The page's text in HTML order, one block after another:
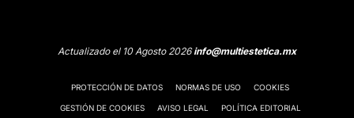
Actualizado el 10 Agosto 2026info@multiestetica.mx
PROTECCIÓN DE DATOS NORMAS DE USO COOKIES
GESTIÓN DE COOKIES AVISO LEGAL POLÍTICA EDITORIAL